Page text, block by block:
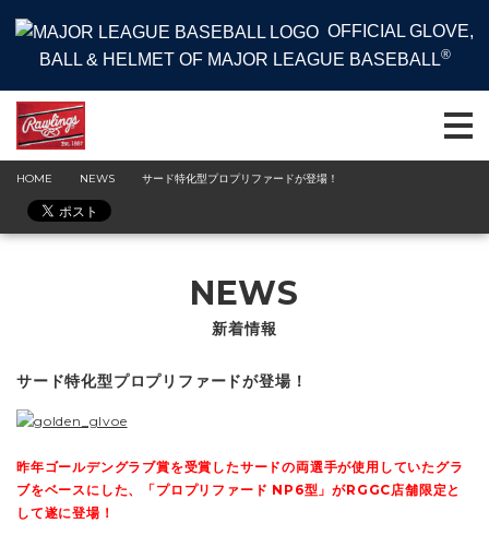
OFFICIAL GLOVE,
BALL & HELMET OF MAJOR LEAGUE BASEBALL®
HOME NEWS サード特化型プロプリファードが登場！
NEWS
新着情報
サード特化型プロプリファードが登場！
昨年ゴールデングラブ賞を受賞したサードの両選手が使用していたグラ
ブをベースにした、「プロプリファード NP6型」がRGGC店舗限定と
して遂に登場！